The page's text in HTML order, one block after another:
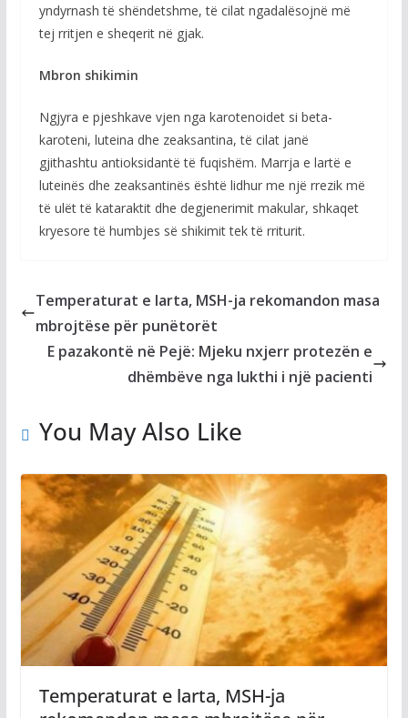
yndyrnash të shëndetshme, të cilat ngadalësojnë më
tej rritjen e sheqerit në gjak.
Mbron shikimin
Ngjyra e pjeshkave vjen nga karotenoidet si beta-
karoteni, luteina dhe zeaksantina, të cilat janë
gjithashtu antioksidantë të fuqishëm. Marrja e lartë e
luteinës dhe zeaksantinës është lidhur me një rrezik më
të ulët të kataraktit dhe degjenerimit makular, shkaqet
kryesore të humbjes së shikimit tek të rriturit.
Temperaturat e larta, MSH-ja rekomandon masa
mbrojtëse për punëtorët
E pazakontë në Pejë: Mjeku nxjerr protezën e
dhëmbëve nga lukthi i një pacienti
You May Also Like
Temperaturat e larta, MSH-ja